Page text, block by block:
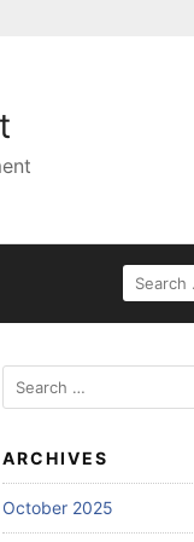
SEARCH
FOR:
Search
for:
ARCHIVES
October 2025